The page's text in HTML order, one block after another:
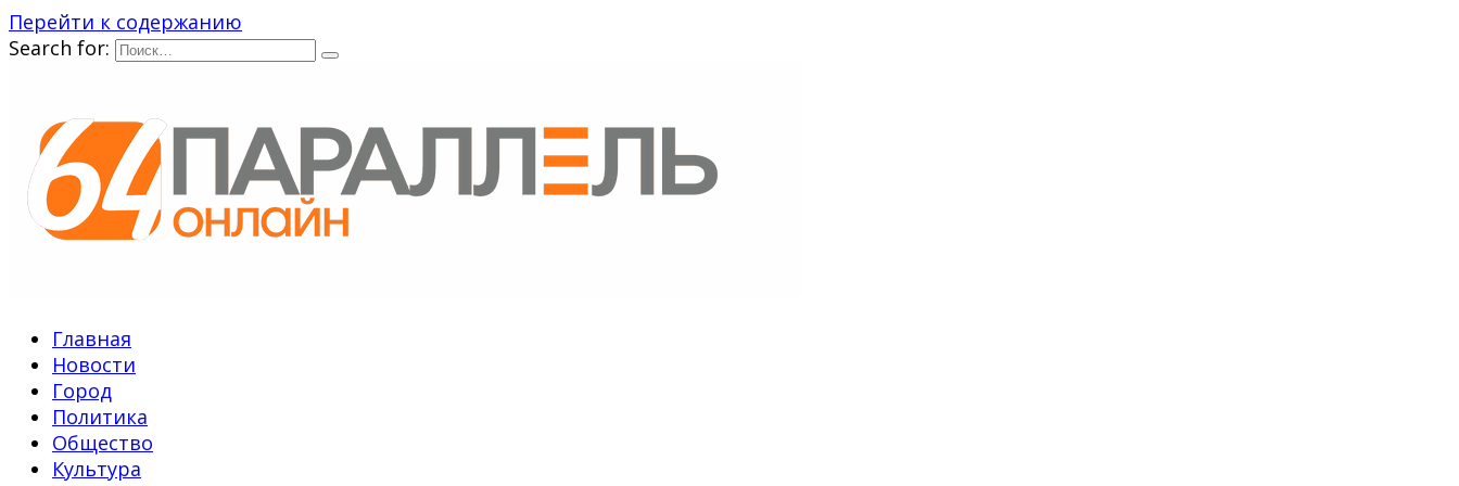
Перейти к содержанию
Search for:
Главная
Новости
Город
Политика
Общество
Культура